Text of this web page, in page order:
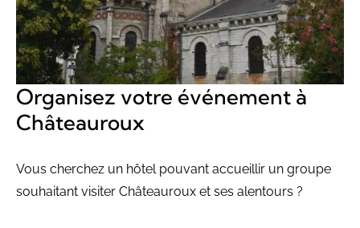
Organisez votre événement à
Châteauroux
Vous cherchez un hôtel pouvant accueillir un groupe
souhaitant visiter Châteauroux et ses alentours ?